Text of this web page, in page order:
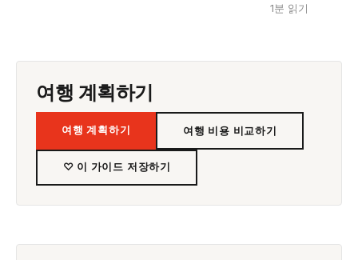
1분 읽기
여행 계획하기
여행 계획하기 여행 비용 비교하기
♡ 이 가이드 저장하기